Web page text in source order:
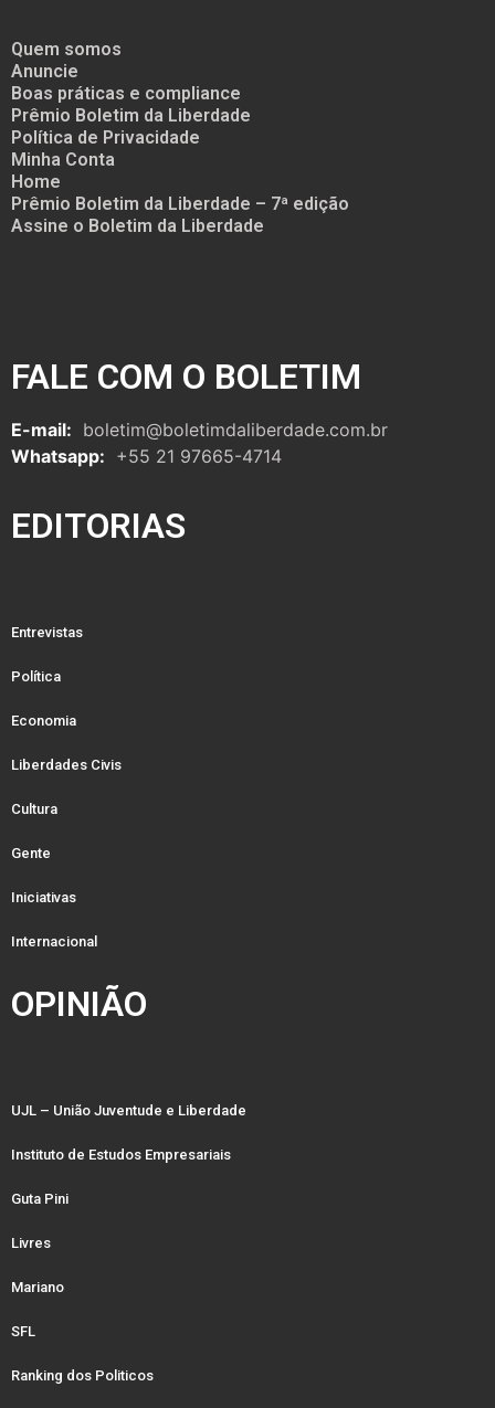
Quem somos
Anuncie
Boas práticas e compliance
Prêmio Boletim da Liberdade
Política de Privacidade
Minha Conta
Home
Prêmio Boletim da Liberdade – 7ª edição
Assine o Boletim da Liberdade
FALE COM O BOLETIM
E-mail: boletim@boletimdaliberdade.com.br
Whatsapp: +55 21 97665-4714
EDITORIAS
Entrevistas
Política
Economia
Liberdades Civis
Cultura
Gente
Iniciativas
Internacional
OPINIÃO
UJL – União Juventude e Liberdade
Instituto de Estudos Empresariais
Guta Pini
Livres
Mariano
SFL
Ranking dos Politicos